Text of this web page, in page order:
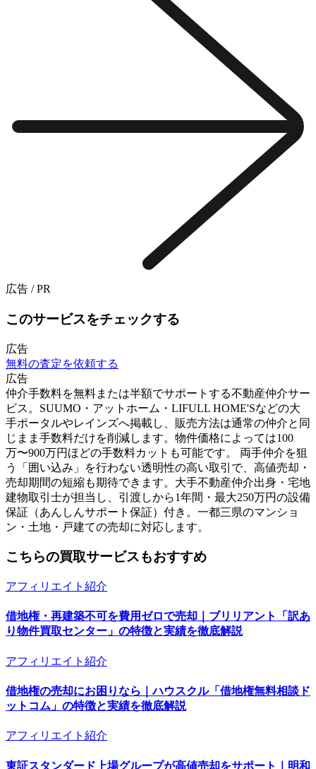
広告 / PR
このサービスをチェックする
広告
無料の査定を依頼する
広告
仲介手数料を無料または半額でサポートする不動産仲介サー
ビス。SUUMO・アットホーム・LIFULL HOME'Sなどの大
手ポータルやレインズへ掲載し、販売方法は通常の仲介と同
じまま手数料だけを削減します。物件価格によっては100
万〜900万円ほどの手数料カットも可能です。 両手仲介を狙
う「囲い込み」を行わない透明性の高い取引で、高値売却・
売却期間の短縮も期待できます。大手不動産仲介出身・宅地
建物取引士が担当し、引渡しから1年間・最大250万円の設備
保証（あんしんサポート保証）付き。一都三県のマンショ
ン・土地・戸建ての売却に対応します。
こちらの買取サービスもおすすめ
アフィリエイト紹介
借地権・再建築不可を費用ゼロで売却｜ブリリアント「訳あ
り物件買取センター」の特徴と実績を徹底解説
アフィリエイト紹介
借地権の売却にお困りなら｜ハウスクル「借地権無料相談ド
ットコム」の特徴と実績を徹底解説
アフィリエイト紹介
東証スタンダード上場グループが高値売却をサポート｜明和